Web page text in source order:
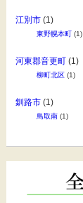
江別市(1)
東野幌本町 (1)
河東郡音更町(1)
柳町北区 (1)
釧路市(1)
鳥取南(1)